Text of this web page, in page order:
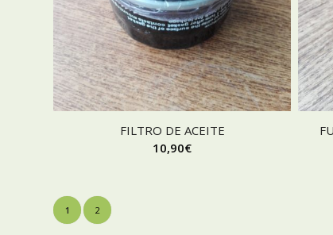
FILTRO DE ACEITE
10,90€
1 2